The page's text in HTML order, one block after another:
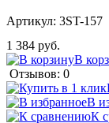
Артикул: 3ST-157
1 384 руб.
В
Отзывов: 0
В
К